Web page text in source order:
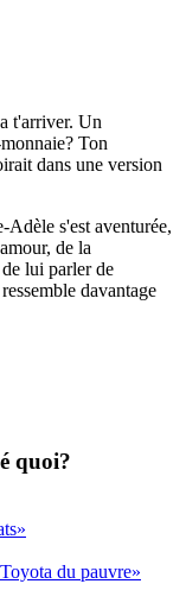
t'arriver. Un
Ton
dans une version
s'est aventurée,
de la
lui parler de
davantage
quoi?
du pauvre»